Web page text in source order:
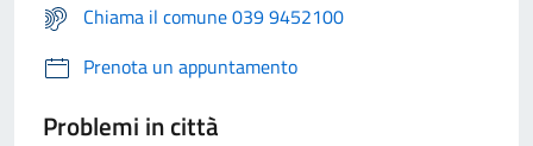
Chiama il comune 039 9452100
Prenota un appuntamento
Problemi in città